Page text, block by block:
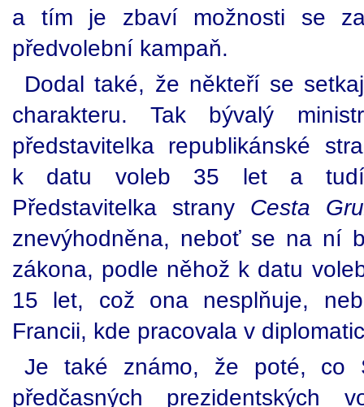
a tím je zbaví možnosti se
předvolební kampaň.
Dodal také, že někteří se
charakteru. Tak bývalý
představitelka republikánské
k datu voleb 35 let a tudíž
Představitelka strany Cesta
znevýhodněna, neboť se na ní
zákona, podle něhož k datu
15 let, což ona nesplňuje,
Francii, kde pracovala v
Je také známo, že poté, co
předčasných prezidentských